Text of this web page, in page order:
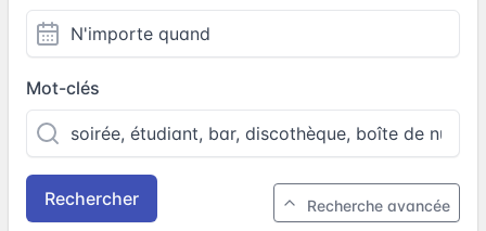
Mot-clés
Rechercher Recherche avancée